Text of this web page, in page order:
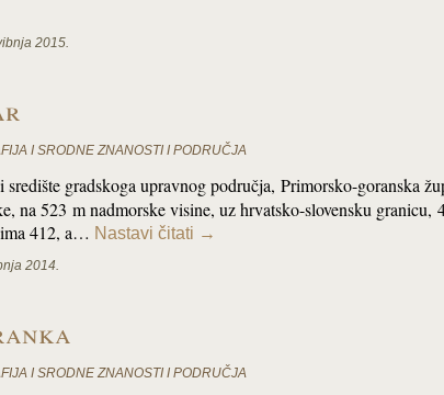
2015.
I SRODNE ZNANOSTI I PODRUČJA
središte gradskoga upravnog područja, Primorsko-goranska
na 523 m nadmorske visine, uz hrvatsko-slovensku granicu,
412, a… Nastavi čitati →
2014.
I SRODNE ZNANOSTI I PODRUČJA